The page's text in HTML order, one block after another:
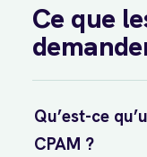
Ce que
Qu’est-ce
CPAM ?